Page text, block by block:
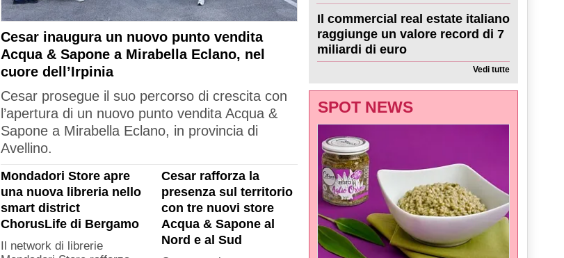
Cesar inaugura un nuovo punto vendita
Acqua & Sapone a Mirabella Eclano, nel
cuore dell’Irpinia
Cesar prosegue il suo percorso di crescita con
l’apertura di un nuovo punto vendita Acqua &
Sapone a Mirabella Eclano, in provincia di
Avellino.
Mondadori Store apre
una nuova libreria nello
smart district
ChorusLife di Bergamo
Il network di librerie
Cesar rafforza la
presenza sul territorio
con tre nuovi store
Acqua & Sapone al
Nord e al Sud
Il commercial real estate italiano
raggiunge un valore record di 7
miliardi di euro
Vedi tutte
SPOT NEWS